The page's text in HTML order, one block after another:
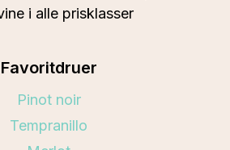
i alle prisklasser
Favoritdruer
Pinot noir
Tempranillo